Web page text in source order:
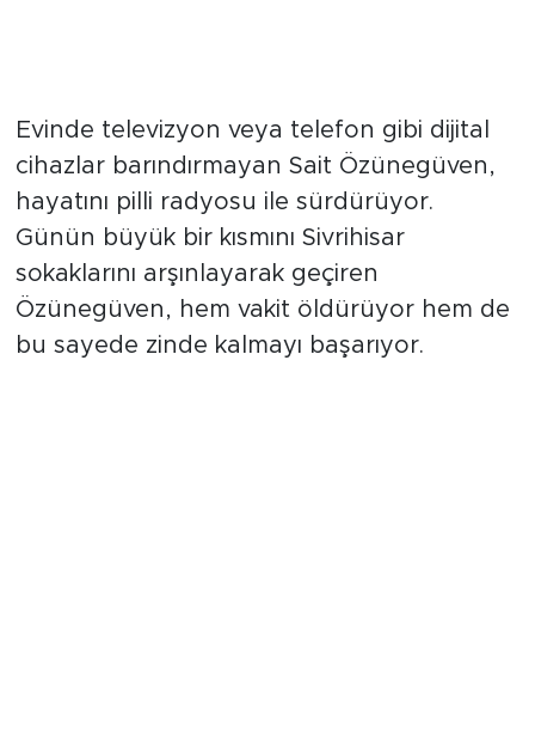
Evinde televizyon veya telefon gibi dijital
cihazlar barındırmayan Sait Özünegüven,
hayatını pilli radyosu ile sürdürüyor.
Günün büyük bir kısmını Sivrihisar
sokaklarını arşınlayarak geçiren
Özünegüven, hem vakit öldürüyor hem de
bu sayede zinde kalmayı başarıyor.